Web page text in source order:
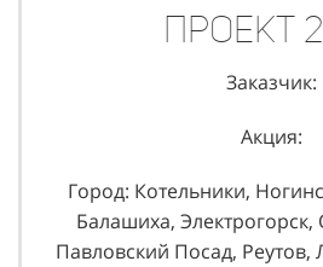
Проект
Заказчик:
Акция:
Город: Котельники,
Балашиха, Электрогорск,
Павловский Посад,